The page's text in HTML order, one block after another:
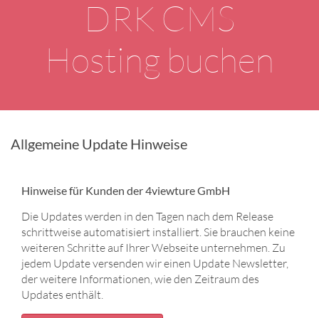
DRK CMS
Hosting buchen
Allgemeine Update Hinweise
Hinweise für Kunden der 4viewture GmbH
Die Updates werden in den Tagen nach dem Release
schrittweise automatisiert installiert. Sie brauchen keine
weiteren Schritte auf Ihrer Webseite unternehmen. Zu
jedem Update versenden wir einen Update Newsletter,
der weitere Informationen, wie den Zeitraum des
Updates enthält.